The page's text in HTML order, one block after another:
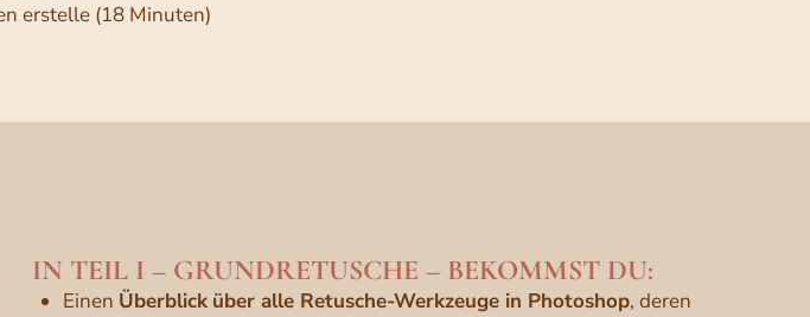
erstelle (18 Minuten)
IN TEIL I – GRUNDRETUSCHE – BEKOMMST DU:
Einen Überblick über alle Retusche-Werkzeuge in Photoshop, deren